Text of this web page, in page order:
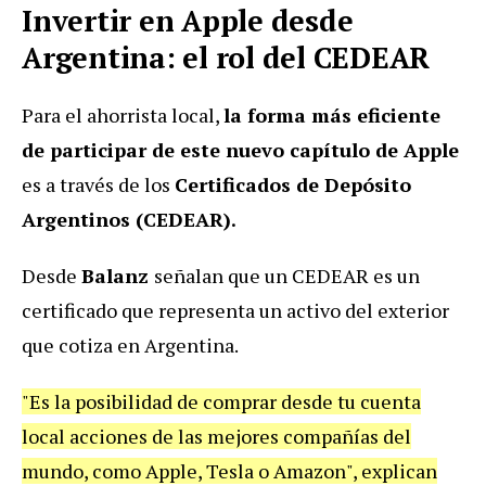
Invertir en Apple desde
Argentina: el rol del CEDEAR
Para el ahorrista local,la forma más eficiente
de participar de este nuevo capítulo de Apple
es a través de los Certificados de Depósito
Argentinos (CEDEAR).
Desde Balanz señalan que un CEDEAR es un
certificado que representa un activo del exterior
que cotiza en Argentina.
"Es la posibilidad de comprar desde tu cuenta
local acciones de las mejores compañías del
mundo, como Apple, Tesla o Amazon", explican